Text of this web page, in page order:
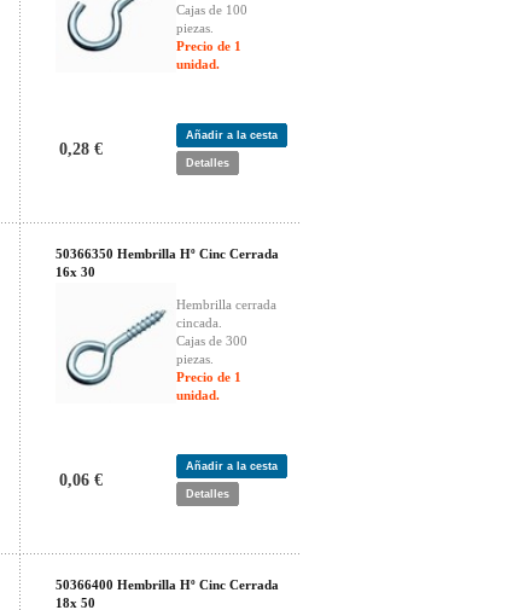
Cajas de 100
piezas.
Precio de 1
unidad.
0,28 €
Añadir a la cesta
Detalles
50366350 Hembrilla Hº Cinc Cerrada
16x 30
Hembrilla cerrada
cincada.
Cajas de 300
piezas.
Precio de 1
unidad.
0,06 €
Añadir a la cesta
Detalles
50366400 Hembrilla Hº Cinc Cerrada
18x 50